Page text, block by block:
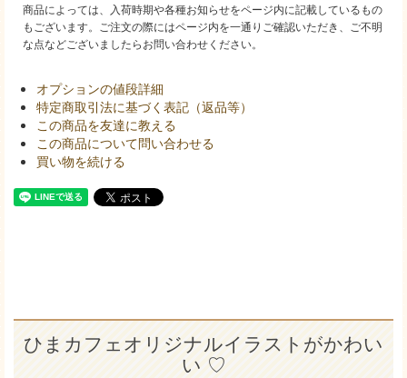
商品によっては、入荷時期や各種お知らせをページ内に記載しているもの
もございます。ご注文の際にはページ内を一通りご確認いただき、ご不明
な点などございましたらお問い合わせください。
オプションの値段詳細
特定商取引法に基づく表記（返品等）
この商品を友達に教える
この商品について問い合わせる
買い物を続ける
ひまカフェオリジナルイラストがかわい
い ♡